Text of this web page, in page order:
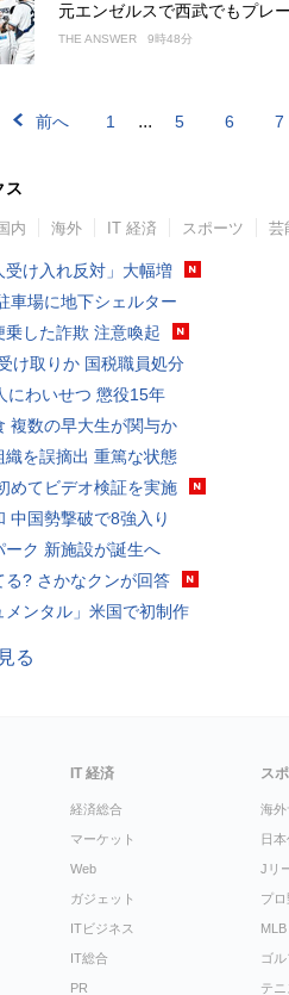
元エンゼルスで西武でもプレ
THE ANSWER 9時48分
前へ 1 ... 5 6 7
ス
内 海外 IT 経済 スポーツ 芸
受け入れ反対」大幅増
車場に地下シェルター
乗した詐欺 注意喚起
け取りか 国税職員処分
にわいせつ 懲役15年
複数の早大生が関与か
織を誤摘出 重篤な状態
めてビデオ検証を実施
中国勢撃破で8強入り
ーク 新施設が誕生へ
る? さかなクンが回答
メンタル」米国で初制作
る
IT 経済
経済総合
マーケット
Web
ガジェット
ITビジネス
IT総合
PR
ス
海外
日
Jリ
プ
MLB
ゴル
テニ